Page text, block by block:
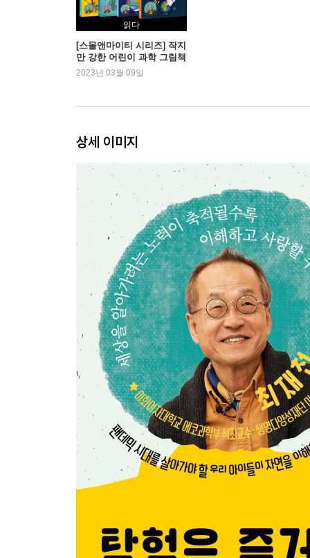
읽다
[스몰앤마이티 시리즈] 작지
만 강한 어린이 과학 그림책
2023년 03월 09일
상세 이미지